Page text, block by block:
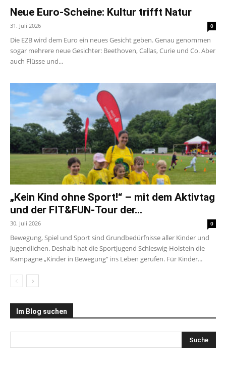
Neue Euro-Scheine: Kultur trifft Natur
31. Juli 2026 0
Die EZB wird dem Euro ein neues Gesicht geben. Genau genommen
sogar mehrere neue Gesichter: Beethoven, Callas, Curie und Co. Aber
auch Flüsse und...
„Kein Kind ohne Sport!“ – mit dem Aktivtag
und der FIT&FUN-Tour der...
30. Juli 2026 0
Bewegung, Spiel und Sport sind Grundbedürfnisse aller Kinder und
Jugendlichen. Deshalb hat die Sportjugend Schleswig-Holstein die
Kampagne „Kinder in Bewegung“ ins Leben gerufen. Für Kinder...
Im Blog suchen